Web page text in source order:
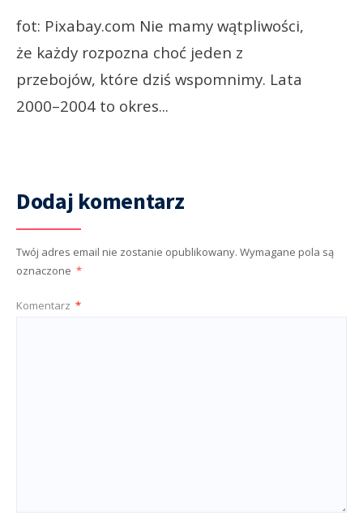
fot: Pixabay.com Nie mamy wątpliwości,
że każdy rozpozna choć jeden z
przebojów, które dziś wspomnimy. Lata
2000–2004 to okres...
Dodaj komentarz
Twój adres email nie zostanie opublikowany. Wymagane pola są
oznaczone *
Komentarz *